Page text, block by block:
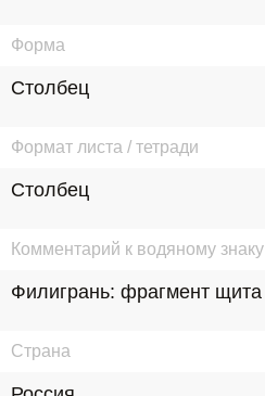
Форма
Столбец
Формат листа / тетради
Столбец
Комментарий к водяному знаку
Филигрань: фрагмент щита
Страна